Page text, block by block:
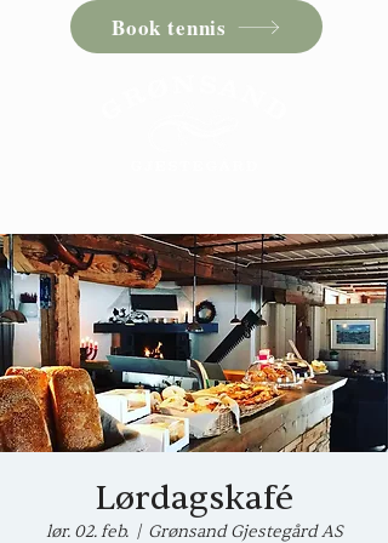
Book tennis
Lørdagskafé
lør. 02. feb.
  |
Grønsand Gjestegård AS